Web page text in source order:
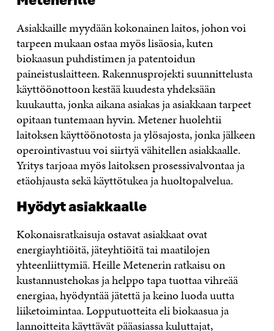
Asiakkaille myydään kokonainen laitos, johon voi
tarpeen mukaan ostaa myös lisäosia, kuten
biokaasun puhdistimen ja patentoidun
paineistuslaitteen. Rakennusprojekti suunnittelusta
käyttöönottoon kestää kuudesta yhdeksään
kuukautta, jonka aikana asiakas ja asiakkaan tarpeet
opitaan tuntemaan hyvin. Metener huolehtii
laitoksen käyttöönotosta ja ylösajosta, jonka jälkeen
operointivastuu voi siirtyä vähitellen asiakkaalle.
Yritys tarjoaa myös laitoksen prosessivalvontaa ja
etäohjausta sekä käyttötukea ja huoltopalvelua.
Hyödyt asiakkaalle
Kokonaisratkaisuja ostavat asiakkaat ovat
energiayhtiöitä, jäteyhtiöitä tai maatilojen
yhteenliittymiä. Heille Metenerin ratkaisu on
kustannustehokas ja helppo tapa tuottaa vihreää
energiaa, hyödyntää jätettä ja keino luoda uutta
liiketoimintaa. Lopputuotteita eli biokaasua ja
lannoitteita käyttävät pääasiassa kuluttajat,